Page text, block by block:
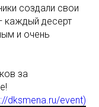
создали свои
каждый десерт
и очень
за
dksmena.ru/event)